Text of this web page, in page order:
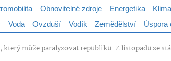
Obnovitelné zdroje Energetika
Voda Ovzduší Vodík Zemědělství Úspora
může paralyzovat republiku. Z listopadu se